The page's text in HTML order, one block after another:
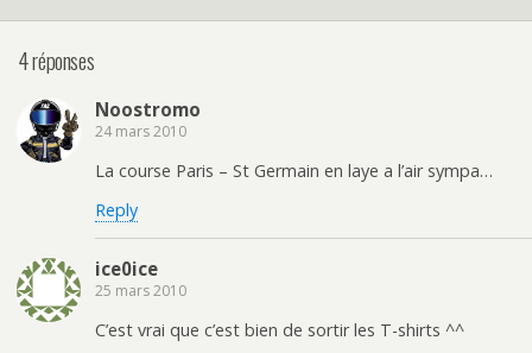
4 réponses
Noostromo
24 mars 2010
La course Paris – St Germain en laye a l’air sympa…
Reply
ice0ice
25 mars 2010
C’est vrai que c’est bien de sortir les T-shirts ^^